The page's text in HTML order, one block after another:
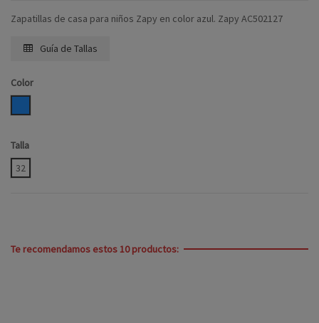
Zapatillas de casa para niños Zapy en color azul. Zapy AC502127
Guía de Tallas
Color
Talla
32
Te recomendamos estos 10 productos: